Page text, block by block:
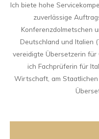
Ich biete hohe
zuverlässige
Konferenzdolmetschen
Deutschland und Italien
vereidigte Übersetzerin für
ich Fachprüferin für
Wirtschaft, am